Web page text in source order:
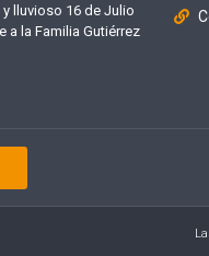
lluvioso 16 de Julio
a la Familia Gutiérrez